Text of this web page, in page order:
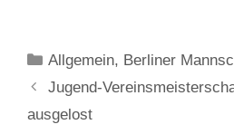
Kategorien
Allgemein, Berliner
Jugend-
ausgelost